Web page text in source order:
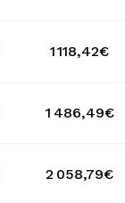
1 118,42€
1 486,49€
2 058,79€